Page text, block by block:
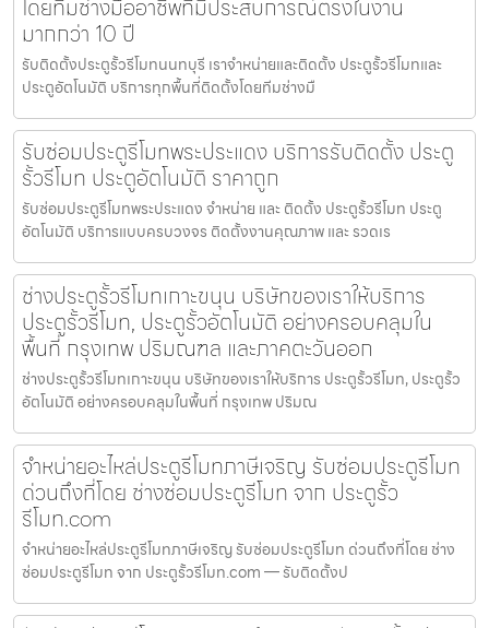
โดยทีมช่างมืออาชีพที่มีประสบการณ์ตรงในงาน
มากกว่า 10 ปี
รับติดตั้งประตูรั้วรีโมทนนทบุรี เราจำหน่ายและติดตั้ง ประตูรั้วรีโมทและ
ประตูอัตโนมัติ บริการทุกพื้นที่ติดตั้งโดยทีมช่างมื
รับซ่อมประตูรีโมทพระประแดง บริการรับติดตั้ง ประตู
รั้วรีโมท ประตูอัตโนมัติ ราคาถูก
รับซ่อมประตูรีโมทพระประแดง จำหน่าย และ ติดตั้ง ประตูรั้วรีโมท ประตู
อัตโนมัติ บริการแบบครบวงจร ติดตั้งงานคุณภาพ และ รวดเร
ช่างประตูรั้วรีโมทเกาะขนุน บริษัทของเราให้บริการ
ประตูรั้วรีโมท, ประตูรั้วอัตโนมัติ อย่างครอบคลุมใน
พื้นที่ กรุงเทพ ปริมณฑล และภาคตะวันออก
ช่างประตูรั้วรีโมทเกาะขนุน บริษัทของเราให้บริการ ประตูรั้วรีโมท, ประตูรั้ว
อัตโนมัติ อย่างครอบคลุมในพื้นที่ กรุงเทพ ปริมณ
จำหน่ายอะไหล่ประตูรีโมทภาษีเจริญ รับซ่อมประตูรีโมท
ด่วนถึงที่โดย ช่างซ่อมประตูรีโมท จาก ประตูรั้ว
รีโมท.com
จำหน่ายอะไหล่ประตูรีโมทภาษีเจริญ รับซ่อมประตูรีโมท ด่วนถึงที่โดย ช่าง
ซ่อมประตูรีโมท จาก ประตูรั้วรีโมท.com — รับติดตั้งป